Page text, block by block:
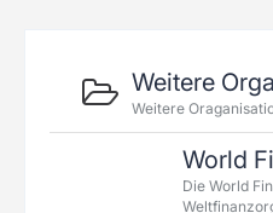
Weitere
Weitere
World
Die World